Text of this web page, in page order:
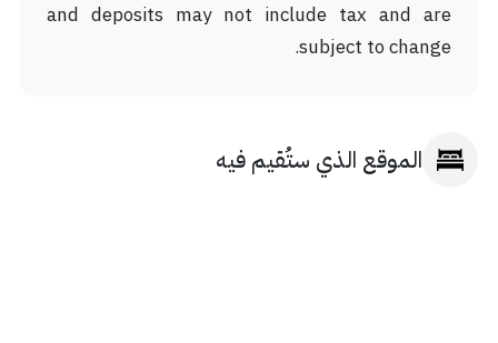
and deposits may not include tax and are
subject to change.
الموقع الذي ستُقيم فيه